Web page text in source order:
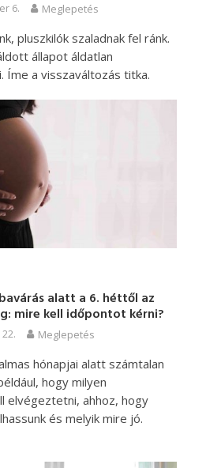
6. Meglepetés
pluszkilók szaladnak fel ránk.
állapot áldatlan
Íme a visszaváltozás titka.
alatt a 6. héttől az
mire kell időpontot kérni?
Meglepetés
hónapjai alatt számtalan
hogy milyen
elvégeztetni, ahhoz, hogy
és melyik mire jó.